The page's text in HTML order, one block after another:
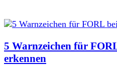
5 Warnzeichen für
erkennen